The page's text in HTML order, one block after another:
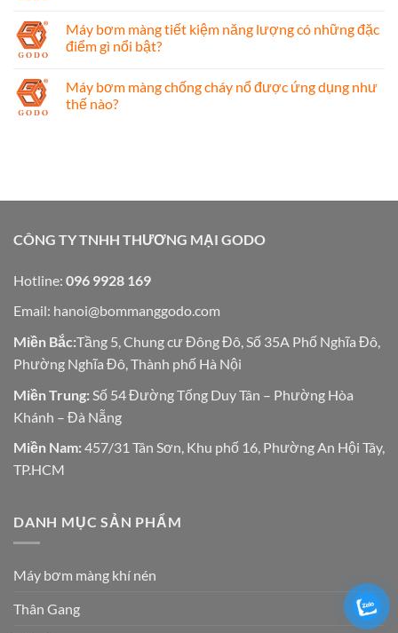
Máy bơm màng tiết kiệm năng lượng có những đặc
điểm gì nổi bật?
Máy bơm màng chống cháy nổ được ứng dụng như
thế nào?
CÔNG TY TNHH THƯƠNG MẠI GODO
Hotline: 096 9928 169
Email: hanoi@bommanggodo.com
Miền Bắc:Tầng 5, Chung cư Đông Đô, Số 35A Phố Nghĩa Đô,
Phường Nghĩa Đô, Thành phố Hà Nội
Miền Trung: Số 54 Đường Tống Duy Tân – Phường Hòa
Khánh – Đà Nẵng
Miền Nam: 457/31 Tân Sơn, Khu phố 16, Phường An Hội Tây,
TP.HCM
DANH MỤC SẢN PHẨM
Máy bơm màng khí nén
Thân Gang